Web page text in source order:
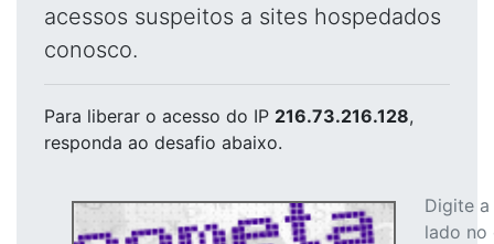
acessos suspeitos a sites hospedados
conosco.
Para liberar o acesso do IP 216.73.216.128,
responda ao desafio abaixo.
Digite
lado no